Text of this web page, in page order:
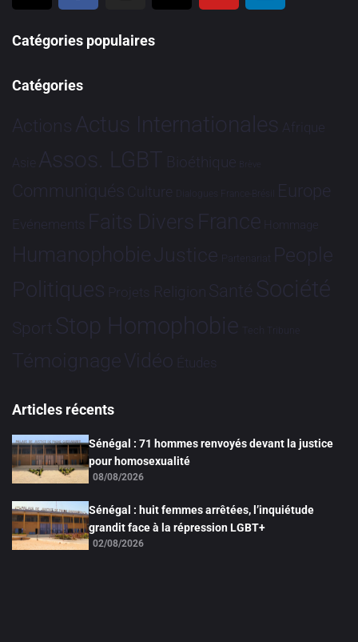
Catégories populaires
Catégories
Actions Actus Internationales Afrique
Asie Assos. LGBT Bioéthique Brève
Communiqués Culture Dialogues France-Brésil Europe
Evénements Faits Divers France Hommage
HumanophobieJustice Partenariat People
Politiques Projets Religion Santé Société
Sport Stop Homophobie Tech Tribune
TémoignageVidéo Études
Articles récents
Sénégal : 71 hommes renvoyés devant la justice
pour homosexualité
08/08/2026
Sénégal : huit femmes arrêtées, l’inquiétude
grandit face à la répression LGBT+
02/08/2026